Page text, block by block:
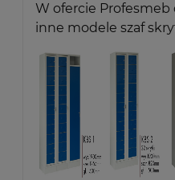
W ofercie
inne modele szaf